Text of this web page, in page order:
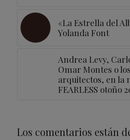
«La Estrella del
Yolanda Font
Andrea Levy,
Omar Montes o
arquitectos, en la
FEARLESS otoño
Los comentarios están